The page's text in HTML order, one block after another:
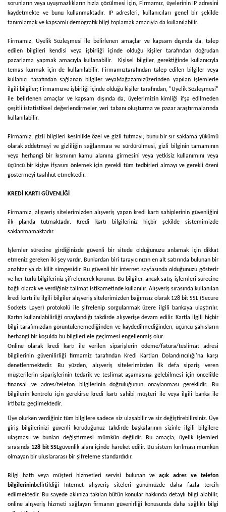
sorunların veya uyuşmazlıkların hızla çözülmesi için, Firmamız, üyelerinin IP adresini
kaydetmekte ve bunu kullanmaktadır. IP adresleri, kullanıcıları genel bir şekilde
tanımlamak ve kapsamlı demografik bilgi toplamak amacıyla da kullanılabilir.
Firmamız, Üyelik Sözleşmesi ile belirlenen amaçlar ve kapsam dışında da, talep
edilen bilgileri kendisi veya işbirliği içinde olduğu kişiler tarafından doğrudan
pazarlama yapmak amacıyla kullanabilir. Kişisel bilgiler, gerektiğinde kullanıcıyla
temas kurmak için de kullanılabilir. Firmamıztarafından talep edilen bilgiler veya
kullanıcı tarafından sağlanan bilgiler veya Mağazamızüzerinden yapılan işlemlerle
ilgili bilgiler; Firmamızve işbirliği içinde olduğu kişiler tarafından, "Üyelik Sözleşmesi"
ile belirlenen amaçlar ve kapsam dışında da, üyelerimizin kimliği ifşa edilmeden
çeşitli istatistiksel değerlendirmeler, veri tabanı oluşturma ve pazar araştırmalarında
kullanılabilir.
Firmamız, gizli bilgileri kesinlikle özel ve gizli tutmayı, bunu bir sır saklama yükümü
olarak addetmeyi ve gizliliğin sağlanması ve sürdürülmesi, gizli bilginin tamamının
veya herhangi bir kısmının kamu alanına girmesini veya yetkisiz kullanımını veya
üçüncü bir kişiye ifşasını önlemek için gerekli tüm tedbirleri almayı ve gerekli özeni
göstermeyi taahhüt etmektedir.
KREDİ KARTI GÜVENLİĞİ
Firmamız, alışveriş sitelerimizden alışveriş yapan kredi kartı sahiplerinin güvenliğini
ilk planda tutmaktadır. Kredi kartı bilgileriniz hiçbir şekilde sistemimizde
saklanmamaktadır.
İşlemler sürecine girdiğinizde güvenli bir sitede olduğunuzu anlamak için dikkat
etmeniz gereken iki şey vardır. Bunlardan biri tarayıcınızın en alt satırında bulunan bir
anahtar ya da kilit simgesidir. Bu güvenli bir internet sayfasında olduğunuzu gösterir
ve her türlü bilgileriniz şifrelenerek korunur. Bu bilgiler, ancak satış işlemleri sürecine
bağlı olarak ve verdiğiniz talimat istikametinde kullanılır. Alışveriş sırasında kullanılan
kredi kartı ile ilgili bilgiler alışveriş sitelerimizden bağımsız olarak 128 bit SSL (Secure
Sockets Layer) protokolü ile şifrelenip sorgulanmak üzere ilgili bankaya ulaştırılır.
Kartın kullanılabilirliği onaylandığı takdirde alışverişe devam edilir. Kartla ilgili hiçbir
bilgi tarafımızdan görüntülenemediğinden ve kaydedilmediğinden, üçüncü şahısların
herhangi bir koşulda bu bilgileri ele geçirmesi engellenmiş olur.
Online olarak kredi kartı ile verilen siparişlerin ödeme/fatura/teslimat adresi
bilgilerinin güvenilirliği firmamiz tarafından Kredi Kartları Dolandırıcılığı'na karşı
denetlenmektedir. Bu yüzden, alışveriş sitelerimizden ilk defa sipariş veren
müşterilerin siparişlerinin tedarik ve teslimat aşamasına gelebilmesi için öncelikle
finansal ve adres/telefon bilgilerinin doğruluğunun onaylanması gereklidir. Bu
bilgilerin kontrolü için gerekirse kredi kartı sahibi müşteri ile veya ilgili banka ile
irtibata geçilmektedir.
Üye olurken verdiğiniz tüm bilgilere sadece siz ulaşabilir ve siz değiştirebilirsiniz. Üye
giriş bilgilerinizi güvenli koruduğunuz takdirde başkalarının sizinle ilgili bilgilere
ulaşması ve bunları değiştirmesi mümkün değildir. Bu amaçla, üyelik işlemleri
sırasında 128 bit SSLgüvenlik alanı içinde hareket edilir. Bu sistem kırılması mümkün
olmayan bir uluslararası bir şifreleme standardıdır.
Bilgi hattı veya müşteri hizmetleri servisi bulunan ve açık adres ve telefon
bilgilerininbelirtildiği İnternet alışveriş siteleri günümüzde daha fazla tercih
edilmektedir. Bu sayede aklınıza takılan bütün konular hakkında detaylı bilgi alabilir,
online alışveriş hizmeti sağlayan firmanın güvenirliği konusunda daha sağlıklı bilgi